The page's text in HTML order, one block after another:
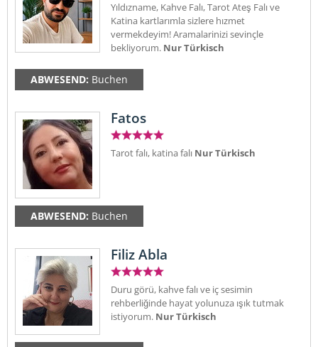
Yıldızname, Kahve Falı, Tarot Ateş Falı ve
Katina kartlarımla sizlere hızmet
vermekdeyim! Aramalarinizi sevinçle
bekliyorum. Nur Türkisch
ABWESEND: Buchen
Fatos
Tarot falı, katina falı Nur Türkisch
ABWESEND: Buchen
Filiz Abla
Duru görü, kahve falı ve iç sesimin
rehberliğinde hayat yolunuza ışık tutmak
istiyorum. Nur Türkisch